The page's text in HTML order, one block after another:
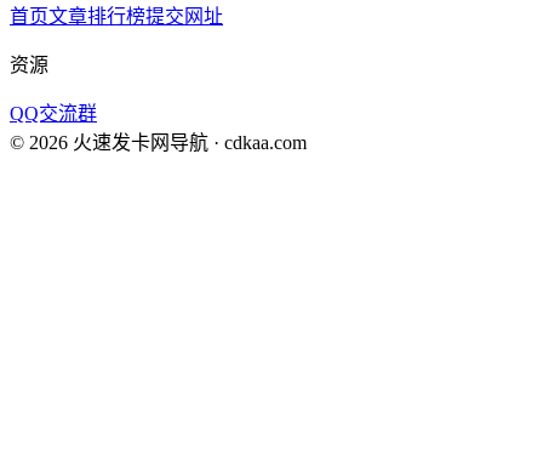
首页文章排行榜提交网址
资源
QQ交流群
© 2026 火速发卡网导航 · cdkaa.com